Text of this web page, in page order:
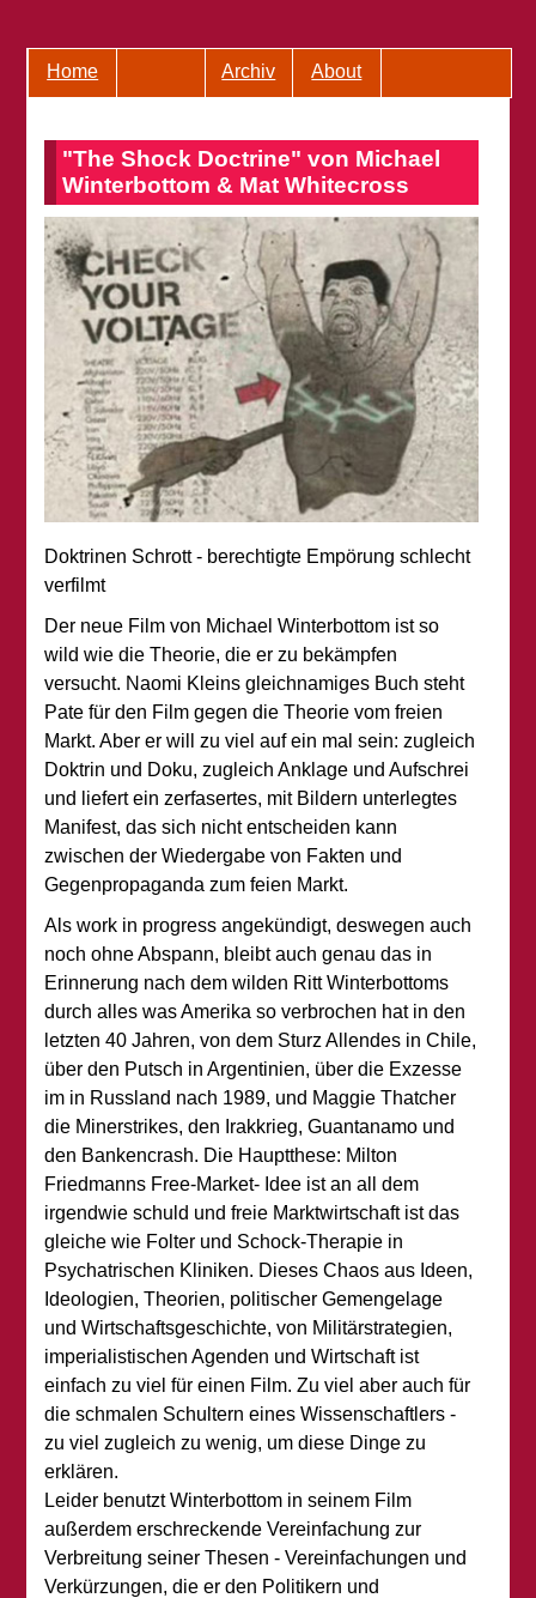
Home Archiv About
"The Shock Doctrine" von Michael
Winterbottom & Mat Whitecross
Doktrinen Schrott - berechtigte Empörung schlecht
verfilmt
Der neue Film von Michael Winterbottom ist so
wild wie die Theorie, die er zu bekämpfen
versucht. Naomi Kleins gleichnamiges Buch steht
Pate für den Film gegen die Theorie vom freien
Markt. Aber er will zu viel auf ein mal sein: zugleich
Doktrin und Doku, zugleich Anklage und Aufschrei
und liefert ein zerfasertes, mit Bildern unterlegtes
Manifest, das sich nicht entscheiden kann
zwischen der Wiedergabe von Fakten und
Gegenpropaganda zum feien Markt.
Als work in progress angekündigt, deswegen auch
noch ohne Abspann, bleibt auch genau das in
Erinnerung nach dem wilden Ritt Winterbottoms
durch alles was Amerika so verbrochen hat in den
letzten 40 Jahren, von dem Sturz Allendes in Chile,
über den Putsch in Argentinien, über die Exzesse
im in Russland nach 1989, und Maggie Thatcher
die Minerstrikes, den Irakkrieg, Guantanamo und
den Bankencrash. Die Hauptthese: Milton
Friedmanns Free-Market- Idee ist an all dem
irgendwie schuld und freie Marktwirtschaft ist das
gleiche wie Folter und Schock-Therapie in
Psychatrischen Kliniken. Dieses Chaos aus Ideen,
Ideologien, Theorien, politischer Gemengelage
und Wirtschaftsgeschichte, von Militärstrategien,
imperialistischen Agenden und Wirtschaft ist
einfach zu viel für einen Film. Zu viel aber auch für
die schmalen Schultern eines Wissenschaftlers -
zu viel zugleich zu wenig, um diese Dinge zu
erklären.
Leider benutzt Winterbottom in seinem Film
außerdem erschreckende Vereinfachung zur
Verbreitung seiner Thesen - Vereinfachungen und
Verkürzungen, die er den Politikern und